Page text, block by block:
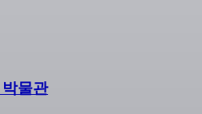
물관